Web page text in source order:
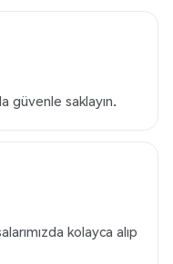
güvenle saklayın.
kolayca alıp